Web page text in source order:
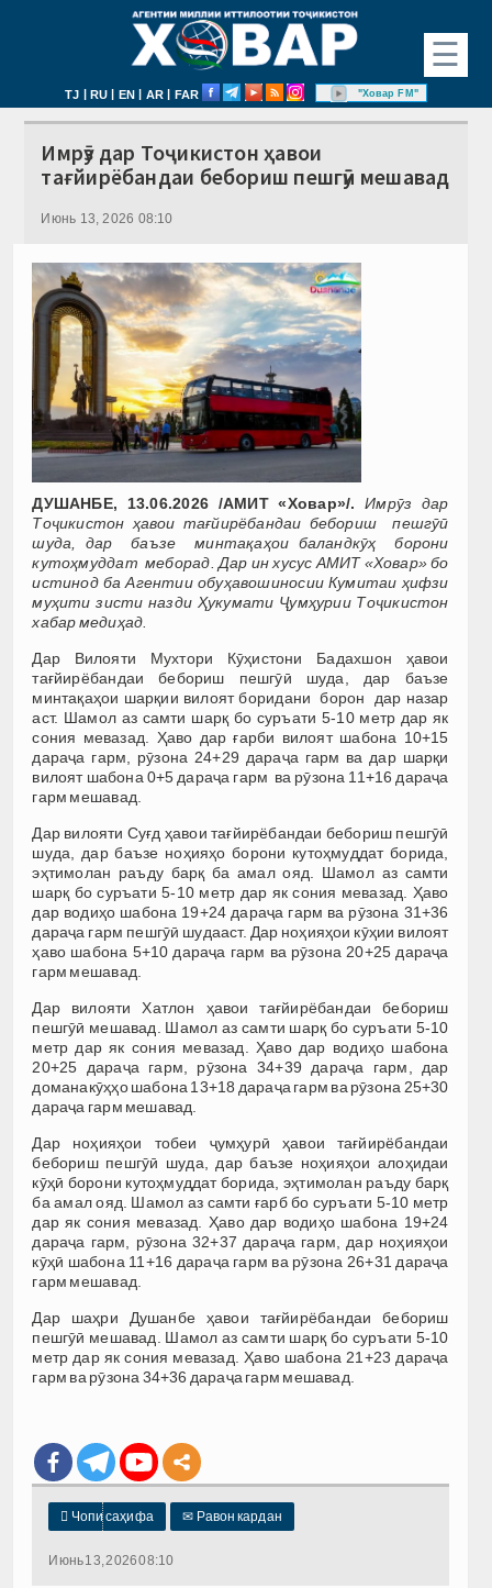
☰
TJ | RU | EN | AR | FAR "Ховар FM"
Имрӯз дар Тоҷикистон ҳавои
тағйирёбандаи бебориш пешгӯӣ мешавад
Июнь 13, 2026 08:10
ДУШАНБЕ, 13.06.2026 /АМИТ «Ховар»/.
Имрӯз дар
Тоҷикистон ҳавои тағйирёбандаи бебориш пешгӯӣ
шуда, дар баъзе минтақаҳои баландкӯҳ борони
кутоҳмуддат меборад. Дар ин хусус АМИТ «Ховар» бо
истинод ба Агентии обуҳавошиносии Кумитаи ҳифзи
муҳити зисти назди Ҳукумати Ҷумҳурии Тоҷикистон
хабар медиҳад.
Дар Вилояти Мухтори Кӯҳистони Бадахшон ҳавои
тағйирёбандаи бебориш пешгӯӣ шуда, дар баъзе
минтақаҳои шарқии вилоят боридани борон дар назар
аст. Шамол аз самти шарқ бо суръати 5-10 метр дар як
сония мевазад. Ҳаво дар ғарби вилоят шабона 10+15
дараҷа гарм, рӯзона 24+29 дараҷа гарм ва дар шарқи
вилоят шабона 0+5 дараҷа гарм ва рӯзона 11+16 дараҷа
гарм мешавад.
Дар вилояти Суғд ҳавои тағйирёбандаи бебориш пешгӯӣ
шуда, дар баъзе ноҳияҳо борони кутоҳмуддат борида,
эҳтимолан раъду барқ ба амал ояд. Шамол аз самти
шарқ бо суръати 5-10 метр дар як сония мевазад. Ҳаво
дар водиҳо шабона 19+24 дараҷа гарм ва рӯзона 31+36
дараҷа гарм пешгӯӣ шудааст. Дар ноҳияҳои кӯҳии вилоят
ҳаво шабона 5+10 дараҷа гарм ва рӯзона 20+25 дараҷа
гарм мешавад.
Дар вилояти Хатлон ҳавои тағйирёбандаи бебориш
пешгӯӣ мешавад. Шамол аз самти шарқ бо суръати 5-10
метр дар як сония мевазад. Ҳаво дар водиҳо шабона
20+25 дараҷа гарм, рӯзона 34+39 дараҷа гарм, дар
доманакӯҳҳо шабона 13+18 дараҷа гарм ва рӯзона 25+30
дараҷа гарм мешавад.
Дар ноҳияҳои тобеи ҷумҳурӣ ҳавои тағйирёбандаи
бебориш пешгӯӣ шуда, дар баъзе ноҳияҳои алоҳидаи
кӯҳӣ борони кутоҳмуддат борида, эҳтимолан раъду барқ
ба амал ояд. Шамол аз самти ғарб бо суръати 5-10 метр
дар як сония мевазад. Ҳаво дар водиҳо шабона 19+24
дараҷа гарм, рӯзона 32+37 дараҷа гарм, дар ноҳияҳои
кӯҳӣ шабона 11+16 дараҷа гарм ва рӯзона 26+31 дараҷа
гарм мешавад.
Дар шаҳри Душанбе ҳавои тағйирёбандаи бебориш
пешгӯӣ мешавад. Шамол аз самти шарқ бо суръати 5-10
метр дар як сония мевазад. Ҳаво шабона 21+23 дараҷа
гарм ва рӯзона 34+36 дараҷа гарм мешавад.
 Чопи саҳифа ✉ Равон кардан
Июнь 13, 2026 08:10